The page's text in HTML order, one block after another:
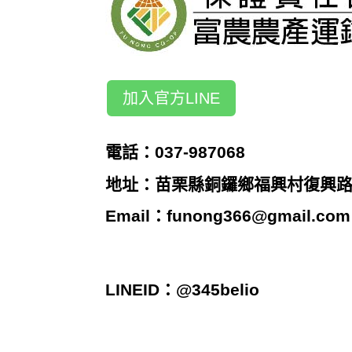
加入官方LINE
電話：037-987068
地址：苗栗縣銅鑼鄉福興村復興
Email：funong366@gmail.com
LINEID：@345belio